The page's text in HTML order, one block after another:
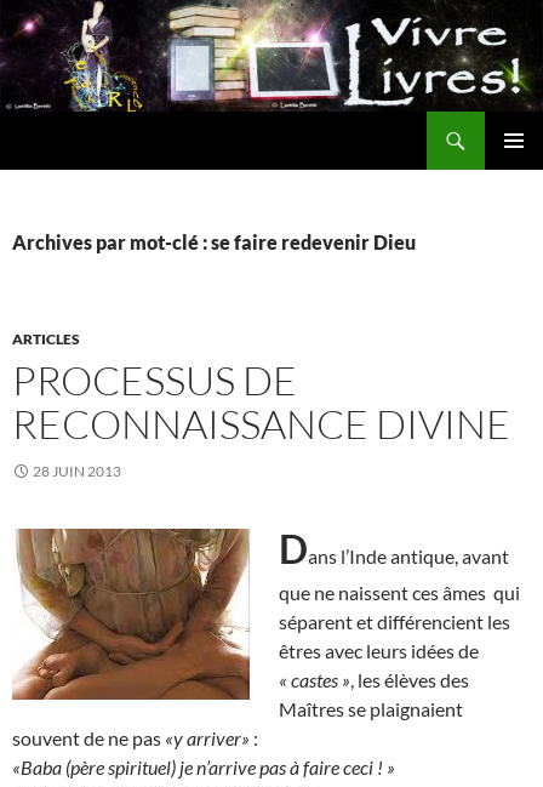
Aller
au
contenu
Archives par mot-clé : se faire redevenir Dieu
ARTICLES
PROCESSUS DE
RECONNAISSANCE DIVINE
28 JUIN 2013
Dans l’Inde antique, avant
que ne naissent ces âmes qui
séparent et différencient les
êtres avec leurs idées de
« castes » , les élèves des
Maîtres se plaignaient
souvent de ne pas «y arriver» :
«Baba (père spirituel) je n’arrive pas à faire ceci ! »